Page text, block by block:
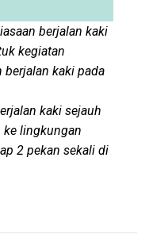
berjalan kaki
kegiatan
berjalan kaki pada
kaki sejauh
lingkungan
2 pekan sekali di